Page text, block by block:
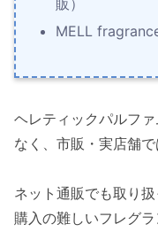
MELL
ヘレティックパルフ
なく、市販・実店舗で
ネット通販でも取り
購入の難しいフレグ